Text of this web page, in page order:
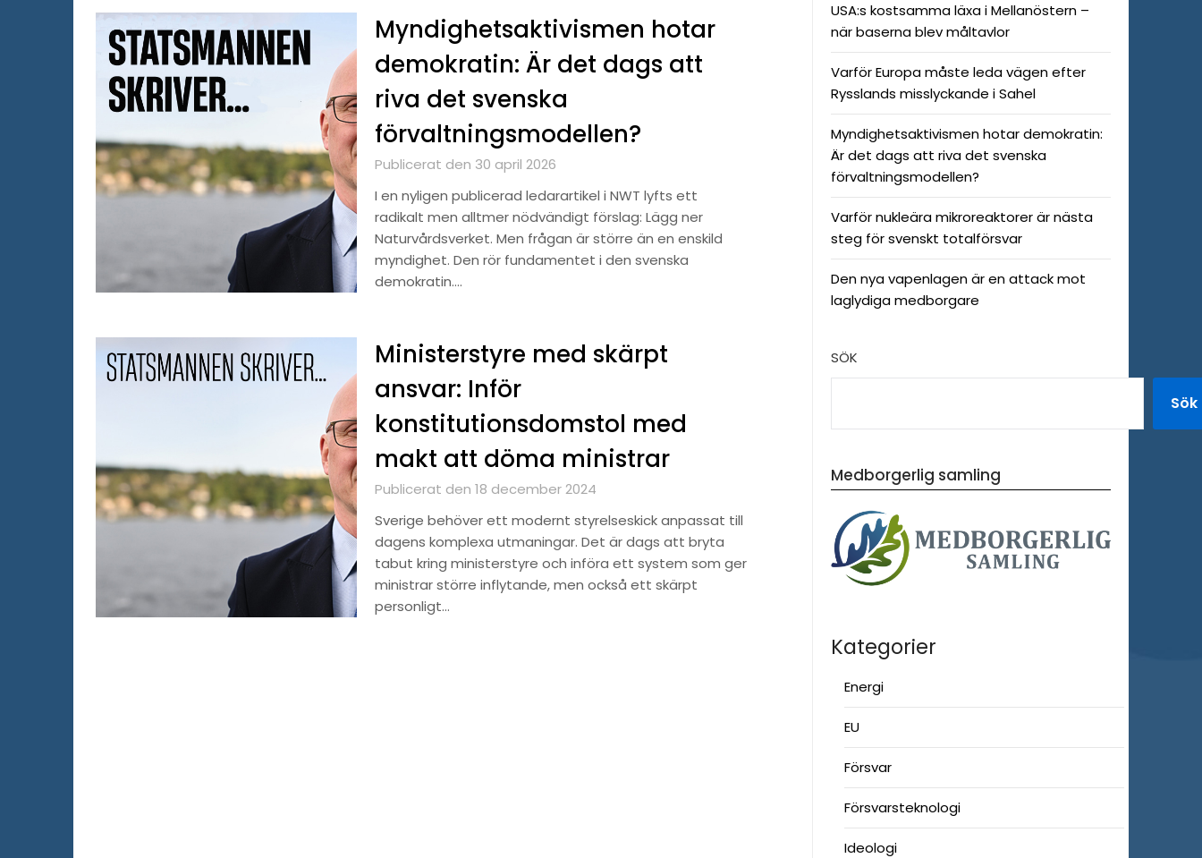
Myndighetsaktivismen hotar
demokratin: Är det dags att
riva det svenska
förvaltningsmodellen?
Publicerat den 30 april 2026
I en nyligen publicerad ledarartikel i NWT lyfts ett
radikalt men alltmer nödvändigt förslag: Lägg ner
Naturvårdsverket. Men frågan är större än en enskild
myndighet. Den rör fundamentet i den svenska
demokratin….
Ministerstyre med skärpt
ansvar: Inför
konstitutionsdomstol med
makt att döma ministrar
Publicerat den 18 december 2024
Sverige behöver ett modernt styrelseskick anpassat till
dagens komplexa utmaningar. Det är dags att bryta
tabut kring ministerstyre och införa ett system som ger
ministrar större inflytande, men också ett skärpt
personligt…
USA:s kostsamma läxa i Mellanöstern –
när baserna blev måltavlor
Varför Europa måste leda vägen efter
Rysslands misslyckande i Sahel
Myndighetsaktivismen hotar demokratin:
Är det dags att riva det svenska
förvaltningsmodellen?
Varför nukleära mikroreaktorer är nästa
steg för svenskt totalförsvar
Den nya vapenlagen är en attack mot
laglydiga medborgare
SÖK
Sök
Medborgerlig samling
Kategorier
Energi
EU
Försvar
Försvarsteknologi
Ideologi